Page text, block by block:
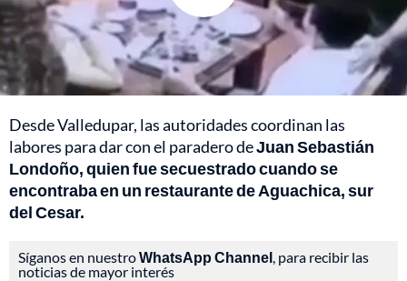
Desde Valledupar, las autoridades coordinan las
labores para dar con el paradero deJuan Sebastián
Londoño, quien fue secuestrado cuando se
encontraba en un restaurante de Aguachica, sur
del Cesar.
Síganos en nuestroWhatsApp Channel , para recibir las
noticias de mayor interés